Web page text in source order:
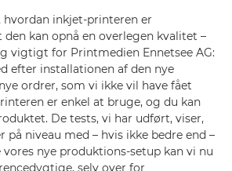
hvordan inkjet-printeren er
kan opnå en overlegen kvalitet –
vigtigt for Printmedien Ennetsee AG:
efter installationen af den nye
ordrer, som vi ikke vil have fået
er enkel at bruge, og du kan
De tests, vi har udført, viser,
niveau med – hvis ikke bedre end –
nye produktions-setup kan vi nu
selv over for